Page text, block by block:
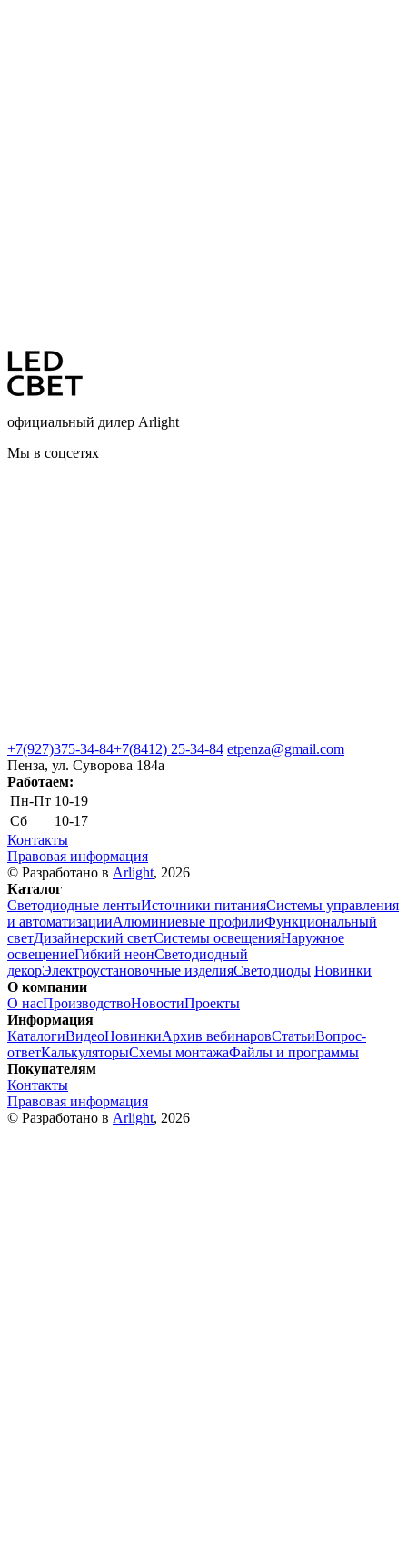
официальный дилер Arlight
Мы в соцсетях
+7(927)375-34-84+7(8412) 25-34-84 etpenza@gmail.com
Пенза, ул. Cуворова 184а
Работаем:
Пн-Пт 10-19
Сб
10-17
Контакты
Правовая информация
© Разработано в Arlight, 2026
Каталог
Светодиодные лентыИсточники питанияСистемы управления
и автоматизацииАлюминиевые профилиФункциональный
светДизайнерский светСистемы освещенияНаружное
освещениеГибкий неонСветодиодный
декорЭлектроустановочные изделияСветодиоды Новинки
О компании
О насПроизводствоНовостиПроекты
Информация
КаталогиВидеоНовинкиАрхив вебинаровСтатьиВопрос-
ответКалькуляторыСхемы монтажаФайлы и программы
Покупателям
Контакты
Правовая информация
© Разработано в Arlight, 2026